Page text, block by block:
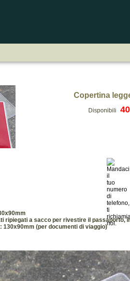
Copertina
Disponibili 40
ripiegati a sacco per rivestire il passaporto,
(per documenti di viaggio)